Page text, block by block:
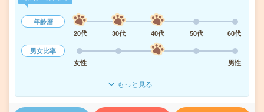
年齢層
20代
30代 40代 50代
60代
男女比率
女性
男性
もっと見る